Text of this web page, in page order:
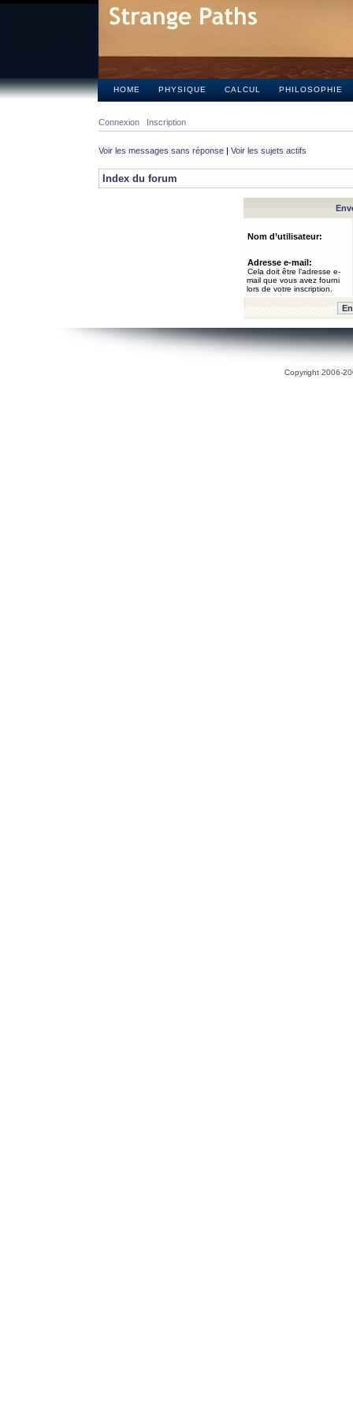
HOME PHYSIQUE CALCUL PHILOSOPHIE
Connexion Inscription
Voir les messages sans réponse | Voir les sujets actifs
Index du forum
Nom d’utilisateur:
Adresse e-mail:
Cela doit être l’adresse e-
mail que vous avez fourni
lors de votre inscription.
Copyright 2006-